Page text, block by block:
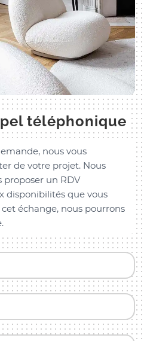
téléphonique
nous vous
de votre projet. Nous
proposer un RDV
disponibilités que vous
échange, nous pourrons